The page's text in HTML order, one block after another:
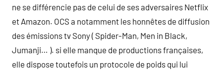
ne se différencie pas de celui de ses adversaires Netflix
et Amazon. OCS a notamment les honnêtes de diffusion
des émissions tv Sony ( Spider-Man, Men in Black,
Jumanji… ). si elle manque de productions françaises,
elle dispose toutefois un protocole de poids qui lui